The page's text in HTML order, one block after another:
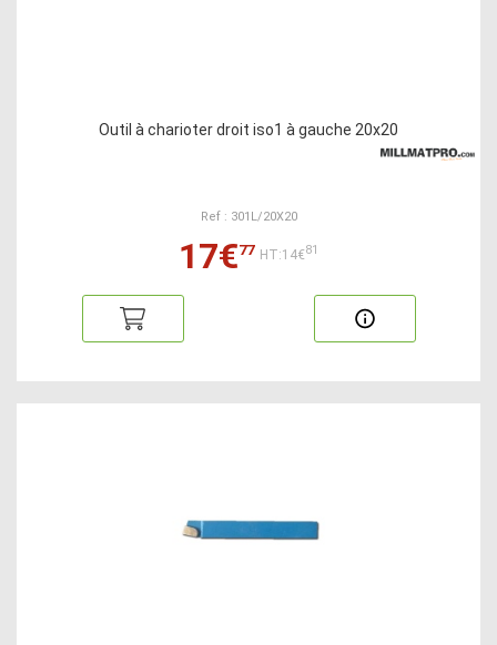
Outil à charioter droit iso1 à gauche 20x20
Ref : 301L/20X20
17€77 HT:14€81